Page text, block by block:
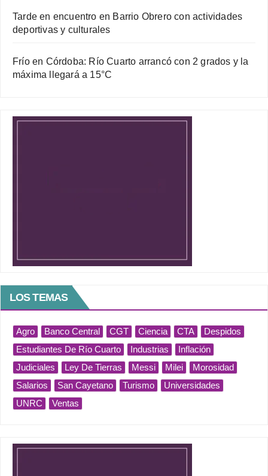
Tarde en encuentro en Barrio Obrero con actividades
deportivas y culturales
Frío en Córdoba: Río Cuarto arrancó con 2 grados y la
máxima llegará a 15°C
LOS TEMAS
Agro Banco Central CGT Ciencia CTA
Despidos
Estudiantes De Río Cuarto
Industrias
Inflación
Judiciales
Ley De Tierras Messi Milei
Morosidad
Salarios
San Cayetano Turismo
Universidades
UNRC
Ventas